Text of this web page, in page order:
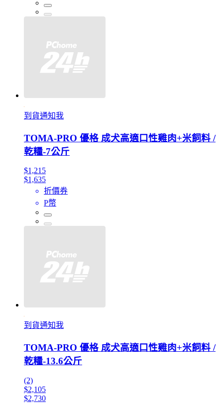
到貨通知我
TOMA-PRO 優格 成犬高適口性雞肉+米飼料 /
乾糧-7公斤
$1,215
$1,635
折價券
P幣
到貨通知我
TOMA-PRO 優格 成犬高適口性雞肉+米飼料 /
乾糧-13.6公斤
(2)
$2,105
$2,730